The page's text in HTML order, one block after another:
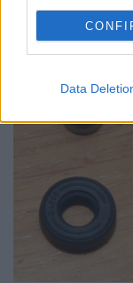
Data